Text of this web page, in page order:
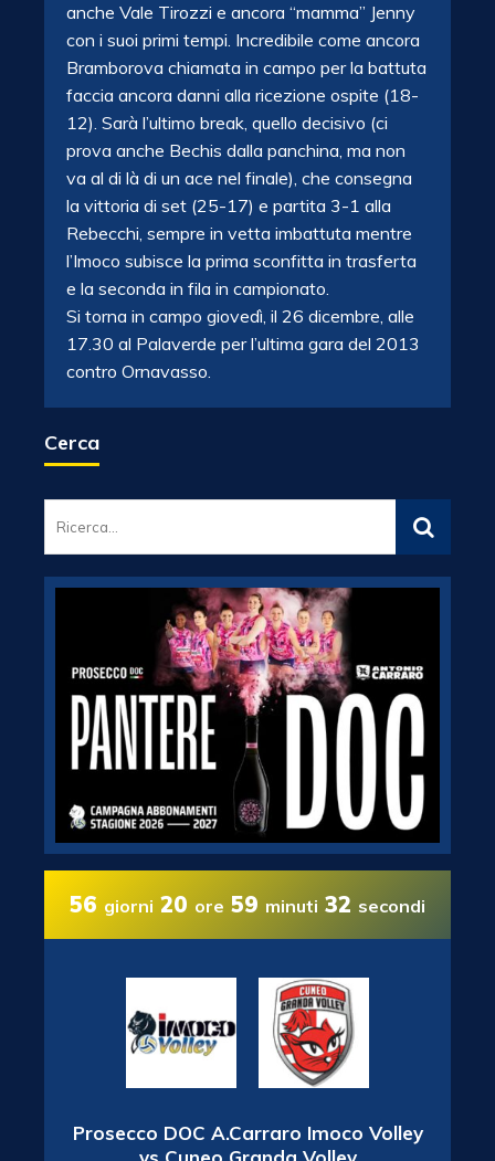
anche Vale Tirozzi e ancora “mamma” Jenny
con i suoi primi tempi. Incredibile come ancora
Bramborova chiamata in campo per la battuta
faccia ancora danni alla ricezione ospite (18-
12). Sarà l’ultimo break, quello decisivo (ci
prova anche Bechis dalla panchina, ma non
va al di là di un ace nel finale), che consegna
la vittoria di set (25-17) e partita 3-1 alla
Rebecchi, sempre in vetta imbattuta mentre
l’Imoco subisce la prima sconfitta in trasferta
e la seconda in fila in campionato.
Si torna in campo giovedì, il 26 dicembre, alle
17.30 al Palaverde per l’ultima gara del 2013
contro Ornavasso.
Cerca
56 giorni 20 ore 59 minuti 31 secondi
Prosecco DOC A.Carraro Imoco Volley